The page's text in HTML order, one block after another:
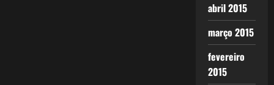
abril 2015
março 2015
fevereiro
2015